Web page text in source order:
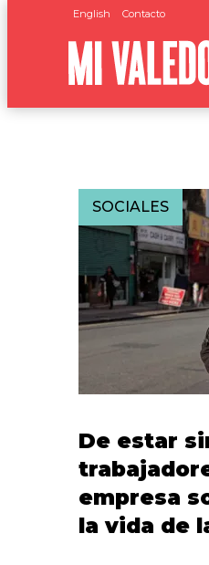
English Contacto
SOCIALES
De estar
empresa
la vida de